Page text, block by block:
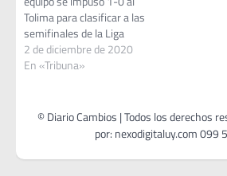
Tolima para clasificar a las
semifinales de la Liga
Colombiana. Junior de
Barranquilla venció al
vuelta de su serie de
cuartos de final de la Liga
2 de diciembre de 2020
En «Tribuna»